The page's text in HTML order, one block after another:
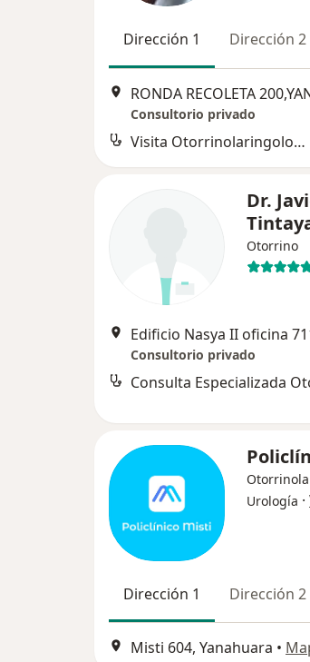
Dirección 1 Dirección 2
Consultorio privado
Visita Otorrinolaringología
Dr.
Otorrino
Consultorio privado
Urología ·
Dirección 1 Dirección 2
Misti 604, Yanahuara •